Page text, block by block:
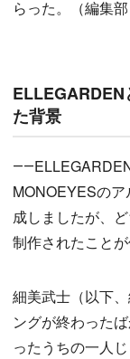
らった。（編集部
た背景
MONOEYESの
成しましたが、
制作されたことが
細美武士（以下
ングが終わった
ったうちの一人じ